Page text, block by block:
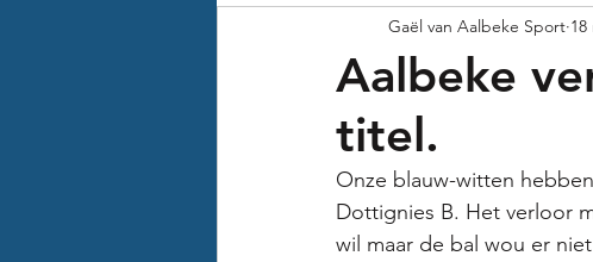
Aalbeke
titel.
Gaël van Aalbeke Sport 18
Onze blauw-witten
Dottignies B. Het verloor
wil maar de bal wou er